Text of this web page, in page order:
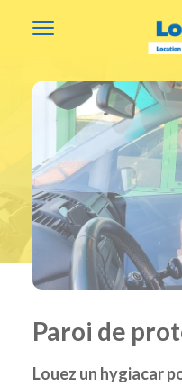
Paroi de
Louez un hygiacar